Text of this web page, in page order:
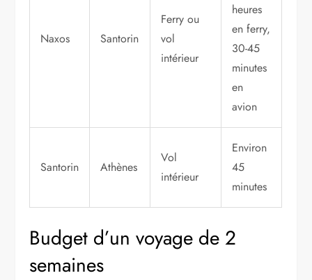
Naxos Santorin
Ferry ou
vol
intérieur
heures
en ferry,
30-45
minutes
en
avion
Santorin Athènes
Vol
intérieur
Environ
45
minutes
Budget d’un voyage de 2
semaines